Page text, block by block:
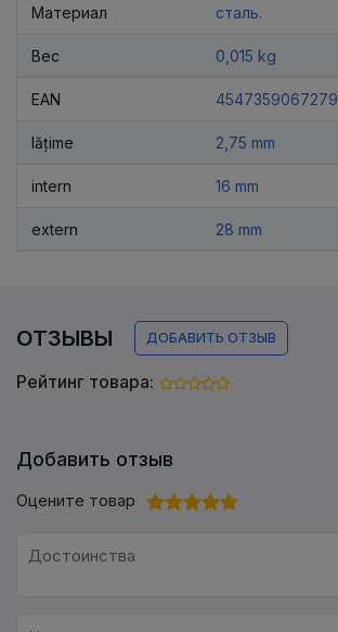
Материал сталь.
Вес 0,015 kg
EAN 4547359067279
lățime 2,75 mm
intern 16 mm
extern 28 mm
ОТЗЫВЫ ДОБАВИТЬ ОТЗЫВ
Рейтинг товара:
Добавить отзыв
Оцените товар